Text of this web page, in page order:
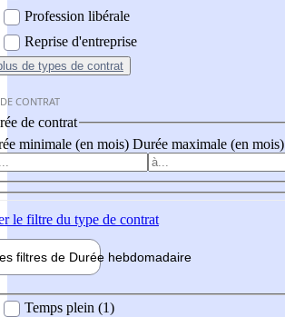
Profession libérale
Reprise d'entreprise
de types de contrat
CONTRAT
de contrat
minimale (en mois) Durée maximale (en mois)
le filtre du type de contrat
filtres de Durée hebdomadaire
Temps plein (1)